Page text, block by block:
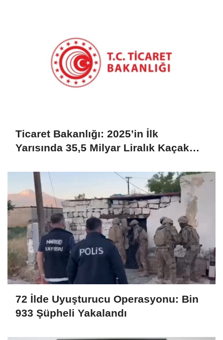
Ticaret Bakanlığı: 2025’in İlk
Yarısında 35,5 Milyar Liralık Kaçak
72 İlde Uyuşturucu Operasyonu: Bin
933 Şüpheli Yakalandı